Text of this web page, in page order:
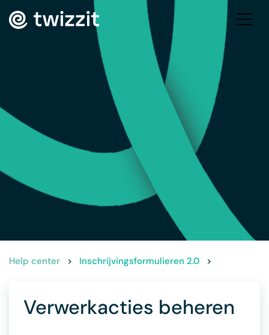
Help center > Inschrijvingsformulieren 2.0 >
Verwerkacties beheren